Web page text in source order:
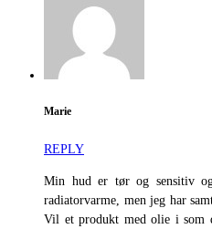
Marie
REPLY
Min hud er tør og sensitiv
radiatorvarme, men jeg har
Vil et produkt med olie i som